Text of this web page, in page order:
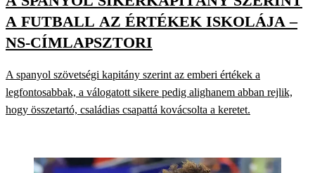
A FUTBALL AZ ÉRTÉKEK ISKOLÁJA –
NS-CÍMLAPSZTORI
A spanyol szövetségi kapitány szerint az emberi értékek a
legfontosabbak, a válogatott sikere pedig alighanem abban rejlik,
hogy összetartó, családias csapattá kovácsolta a keretet.